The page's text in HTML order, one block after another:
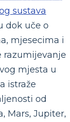
sustava
dok uče o
mjesecima i
razumijevanje
mjesta u
istraže
od
Mars, Jupiter,